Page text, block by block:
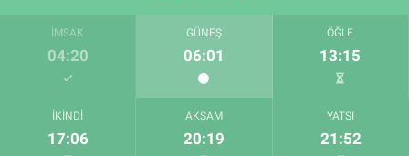
İMSAK
04:20
GÜNEŞ
06:01
ÖĞLE
13:15
İKINDI
17:06
AKŞAM
20:19
YATSI
21:52